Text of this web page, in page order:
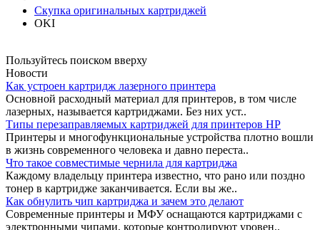
Скупка оригинальных картриджей
OKI
Пользуйтесь поиском вверху
Новости
Как устроен картридж лазерного принтера
Основной расходный материал для принтеров, в том числе
лазерных, называется картриджами. Без них уст..
Типы перезаправляемых картриджей для принтеров HP
Принтеры и многофункциональные устройства плотно вошли
в жизнь современного человека и давно переста..
Что такое совместимые чернила для картриджа
Каждому владельцу принтера известно, что рано или поздно
тонер в картридже заканчивается. Если вы же..
Как обнулить чип картриджа и зачем это делают
Современные принтеры и МФУ оснащаются картриджами с
электронными чипами, которые контролируют уровен..